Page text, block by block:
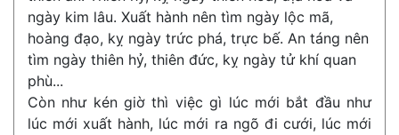
ngày kim lâu. Xuất hành nên tìm ngày lộc mã,
hoàng đạo, kỵ ngày trức phá, trực bế. An táng nên
tìm ngày thiên hỷ, thiên đức, kỵ ngày tử khí quan
phù...
Còn như kén giờ thì việc gì lúc mới bắt đầu như
lúc mới xuất hành, lúc mới ra ngõ đi cưới, lúc mới